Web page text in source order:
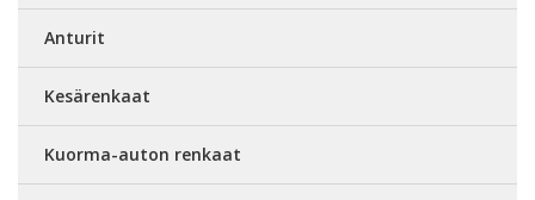
Anturit
Kesärenkaat
Kuorma-auton renkaat